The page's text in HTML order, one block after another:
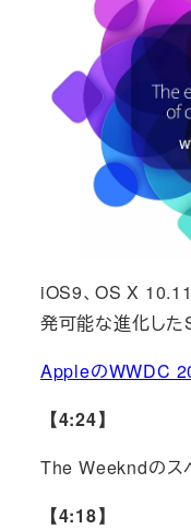
iOS9、OS X
発可能な進化した
AppleのWWDC
【4:24】
The Weekndのス
【4:18】